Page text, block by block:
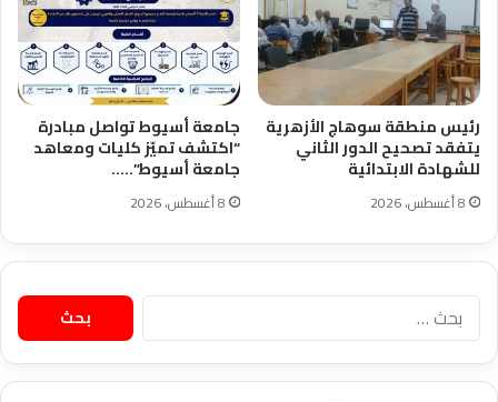
رئيس منطقة سوهاج الأزهرية
يتفقد تصحيح الدور الثاني
للشهادة الابتدائية
8 أغسطس، 2026
جامعة أسيوط تواصل مبادرة
“اكتشف تميّز كليات ومعاهد
جامعة أسيوط”..…
8 أغسطس، 2026
البحث
عن: